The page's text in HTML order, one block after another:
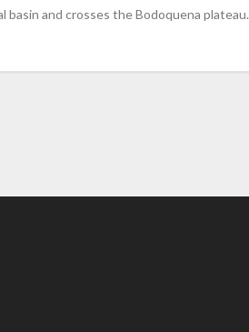
and crosses the Bodoquena plateau.